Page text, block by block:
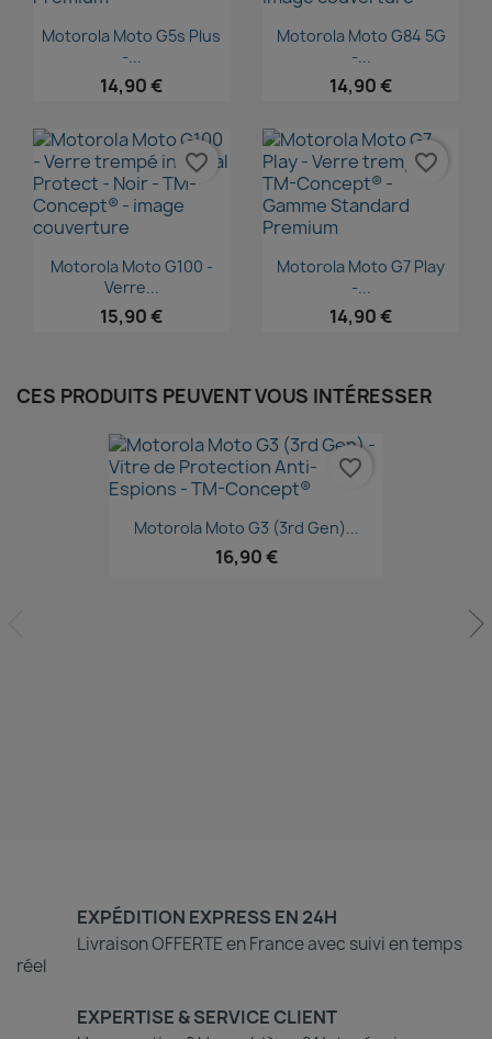
Aperçu rapide
Motorola Moto G5s Plus
-...
14,90 €
Aperçu rapide
Motorola Moto G84 5G
-...
14,90 €
Aperçu rapide
Motorola Moto G100 -
Verre...
15,90 €
favorite_border
Aperçu rapide
Motorola Moto G7 Play
-...
14,90 €
favorite_border
CES PRODUITS PEUVENT VOUS INTÉRESSER
Aperçu rapide
Motorola Moto G3 (3rd Gen)...
16,90 €
favorite_border
EXPÉDITION EXPRESS EN 24H
Livraison OFFERTE en France avec suivi en temps
réel
EXPERTISE & SERVICE CLIENT